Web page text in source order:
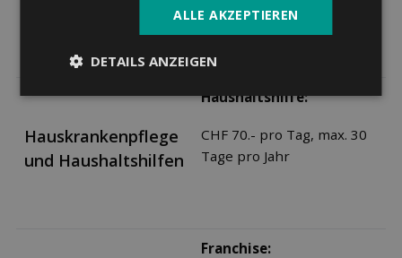
Hauskrankenpflege
und Haushaltshilfen
Haushaltshilfe:
CHF 70.- pro Tag, max. 30
Tage pro Jahr
Franchise:
ALLE AKZEPTIEREN
DETAILS ANZEIGEN